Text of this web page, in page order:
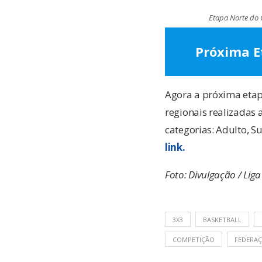
Etapa Norte do
Próxima
Agora a próxima
regionais realizadas
categorias: Adulto,
link.
Foto: Divulgação /
3X3 BASKETBALL
COMPETIÇÃO